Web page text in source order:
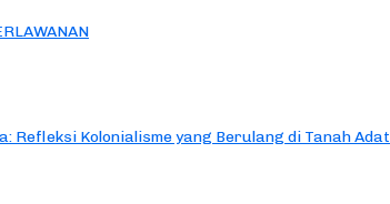
Refleksi Kolonialisme yang Berulang di Tanah Adat